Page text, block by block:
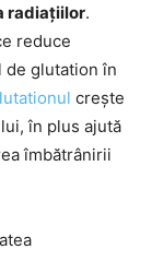
radiațiilor.
reduce
de glutation în
crește
în plus ajută
îmbătrânirii